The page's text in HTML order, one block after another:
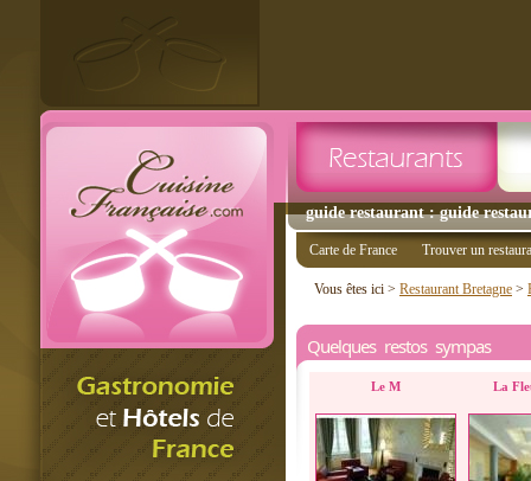
guide restaurant : guide
Carte de France Trouver un
Vous êtes ici > Restaurant Bretagne >
Quelques restos sympas
Le M La